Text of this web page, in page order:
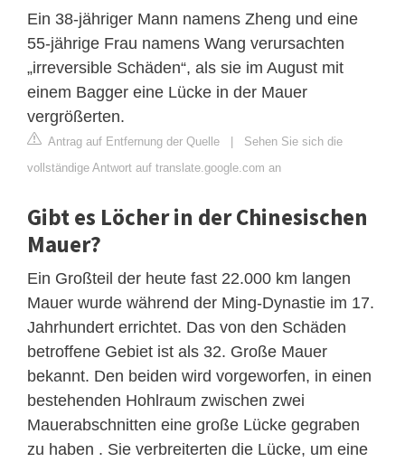
Ein 38-jähriger Mann namens Zheng und eine
55-jährige Frau namens Wang verursachten
„irreversible Schäden“, als sie im August mit
einem Bagger eine Lücke in der Mauer
vergrößerten.
Antrag auf Entfernung der Quelle | Sehen Sie sich die
vollständige Antwort auf translate.google.com an
Gibt es Löcher in der Chinesischen
Mauer?
Ein Großteil der heute fast 22.000 km langen
Mauer wurde während der Ming-Dynastie im 17.
Jahrhundert errichtet. Das von den Schäden
betroffene Gebiet ist als 32. Große Mauer
bekannt. Den beiden wird vorgeworfen, in einen
bestehenden Hohlraum zwischen zwei
Mauerabschnitten eine große Lücke gegraben
zu haben . Sie verbreiterten die Lücke, um eine